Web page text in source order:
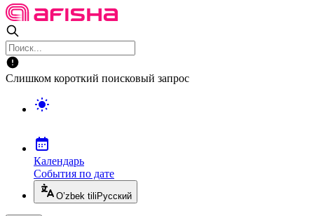
Слишком короткий поисковый запрос
Календарь
События по дате
O’zbek tili Русский